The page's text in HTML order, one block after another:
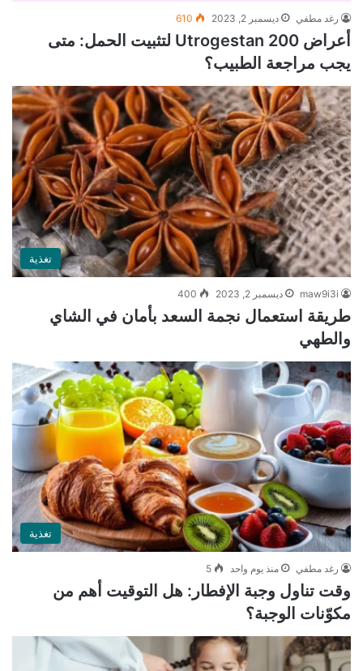
رغد مطفي ديسمبر 2, 2023 610
أعراض Utrogestan 200 لتثبيت الحمل: متى
يجب مراجعة الطبيب؟
تغذية
maw9i3i ديسمبر 2, 2023 400
طريقة استعمال نجمة السعد بأمان في الشاي
والطهي
تغذية
رغد مطفي منذ يوم واحد 5
وقت تناول وجبة الإفطار: هل التوقيت أهم من
مكوّنات الوجبة؟